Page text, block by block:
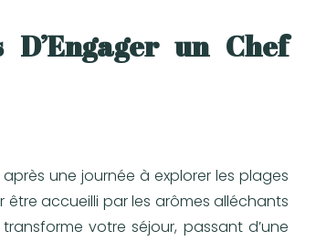
un Chef
une journée à explorer les plages
accueilli par les arômes alléchants
votre séjour, passant d’une